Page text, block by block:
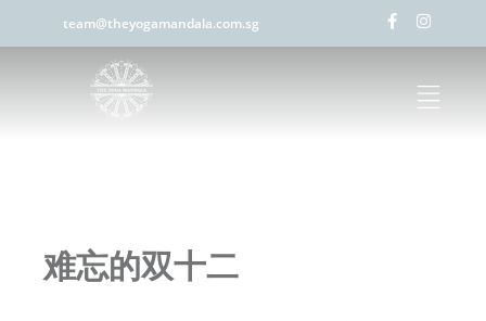
team@theyogamandala.com.sg
难忘的双十二